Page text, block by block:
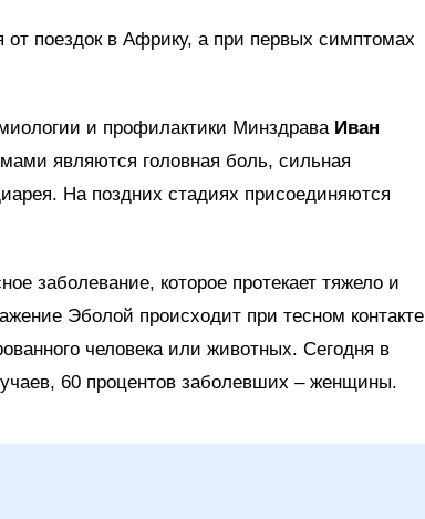
от поездок в Африку, а при первых симптомах
и профилактики Минздрава Иван
являются головная боль, сильная
На поздних стадиях присоединяются
заболевание, которое протекает тяжело и
Эболой происходит при тесном контакте
человека или животных. Сегодня в
60 процентов заболевших – женщины.